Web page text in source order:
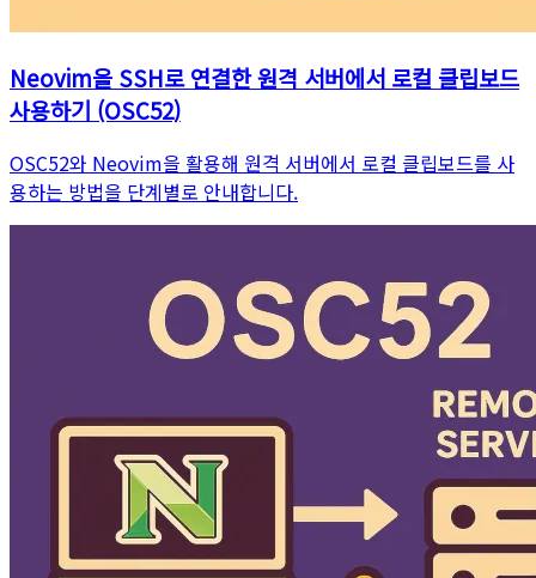
Neovim을 SSH로 연결한 원격 서버에서 로컬 클립보드
사용하기 (OSC52)
OSC52와 Neovim을 활용해 원격 서버에서 로컬 클립보드를 사
용하는 방법을 단계별로 안내합니다.